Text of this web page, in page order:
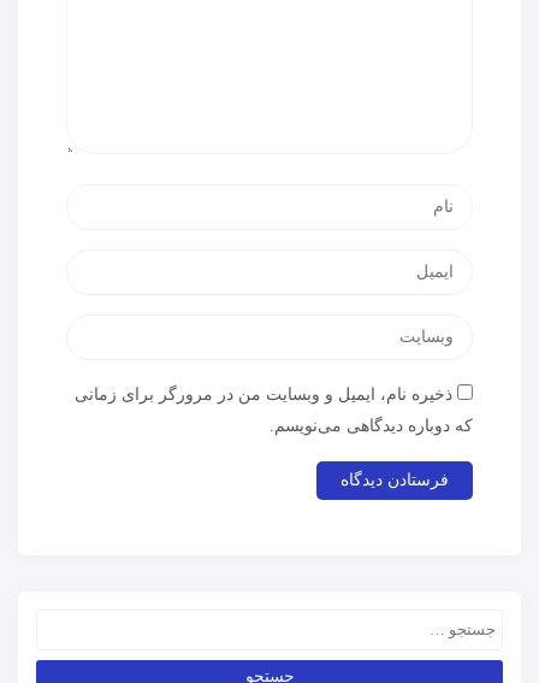
ذخیره نام، ایمیل و وبسایت من در مرورگر برای زمانی
که دوباره دیدگاهی می‌نویسم.